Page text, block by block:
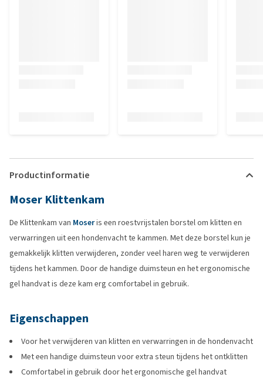
Productinformatie
Moser Klittenkam
De Klittenkam van Moseris een roestvrijstalen borstel om klitten en
verwarringen uit een hondenvacht te kammen. Met deze borstel kun je
gemakkelijk klitten verwijderen, zonder veel haren weg te verwijderen
tijdens het kammen. Door de handige duimsteun en het ergonomische
gel handvat is deze kam erg comfortabel in gebruik.
Eigenschappen
Voor het verwijderen van klitten en verwarringen in de hondenvacht
Met een handige duimsteun voor extra steun tijdens het ontklitten
Comfortabel in gebruik door het ergonomische gel handvat